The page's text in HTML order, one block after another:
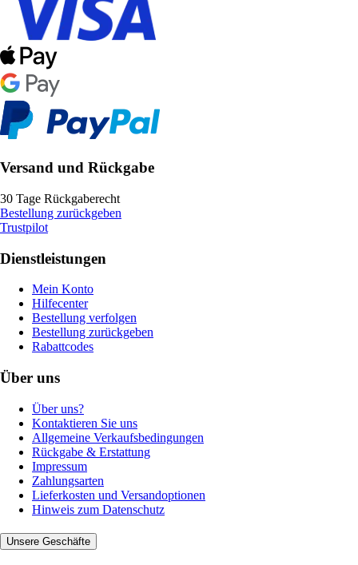
Versand und Rückgabe
30 Tage Rückgaberecht
Bestellung zurückgeben
Trustpilot
Dienstleistungen
Mein Konto
Hilfecenter
Bestellung verfolgen
Bestellung zurückgeben
Rabattcodes
Über uns
Über uns?
Kontaktieren Sie uns
Allgemeine Verkaufsbedingungen
Rückgabe & Erstattung
Impressum
Zahlungsarten
Lieferkosten und Versandoptionen
Hinweis zum Datenschutz
Unsere Geschäfte